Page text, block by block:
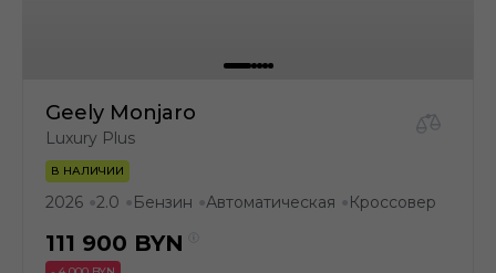
Geely Monjaro
Luxury Plus
В НАЛИЧИИ
2026 ●2.0 ● Бензин ●Автоматическая ● Кроссовер
111 900 BYN